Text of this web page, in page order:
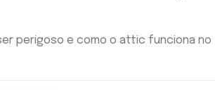
perigoso e como o attic funciona no